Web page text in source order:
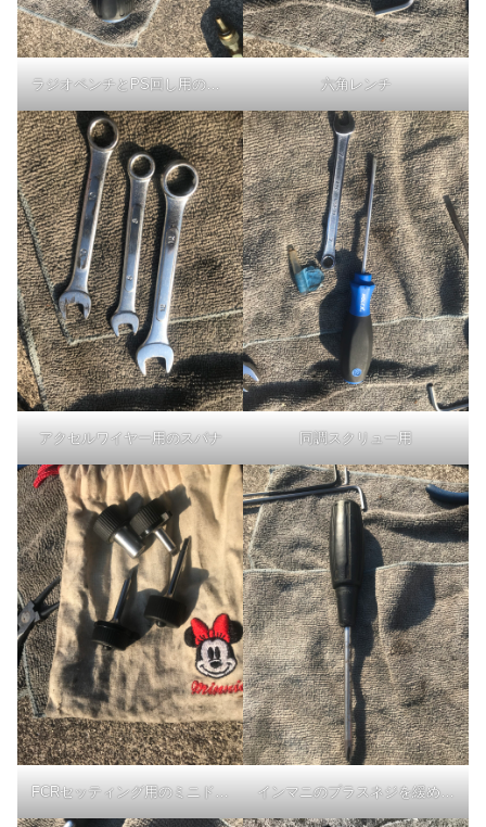
ラジオペンチとPS回し用のドライバー 六角レンチ
アクセルワイヤー用のスパナ 同調スクリュー用
FCRセッティング用のミニドライバーセット インマニのプラスネジを緩めます。